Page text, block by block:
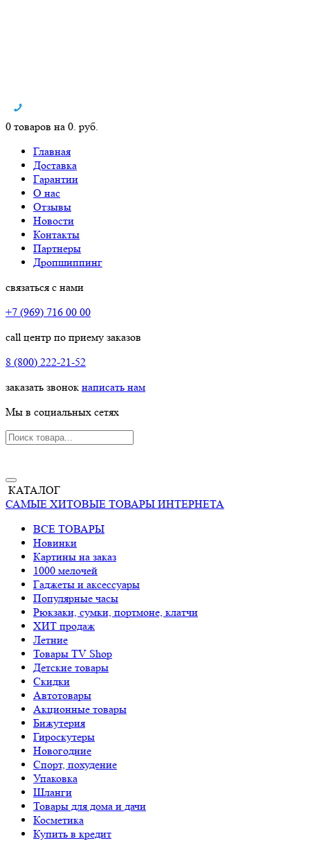
0 товаров на 0. руб.
Главная
Доставка
Гарантии
О нас
Отзывы
Новости
Контакты
Партнеры
Дропшиппинг
связаться с нами
+7 (969) 716 00 00
call центр по приему заказов
8 (800) 222-21-52
заказать звонок написать нам
Мы в социальных сетях
КАТАЛОГ
САМЫЕ ХИТОВЫЕ ТОВАРЫ ИНТЕРНЕТА
ВСЕ ТОВАРЫ
Новинки
Картины на заказ
1000 мелочей
Гаджеты и аксессуары
Популярные часы
Рюкзаки, сумки, портмоне, клатчи
ХИТ продаж
Летние
Товары TV Shop
Детские товары
Cкидки
Автотовары
Акционные товары
Бижутерия
Гироскутеры
Новогодние
Спорт, похудение
Упаковка
Шланги
Товары для дома и дачи
Косметика
Купить в кредит